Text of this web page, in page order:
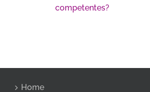
competentes?
Home